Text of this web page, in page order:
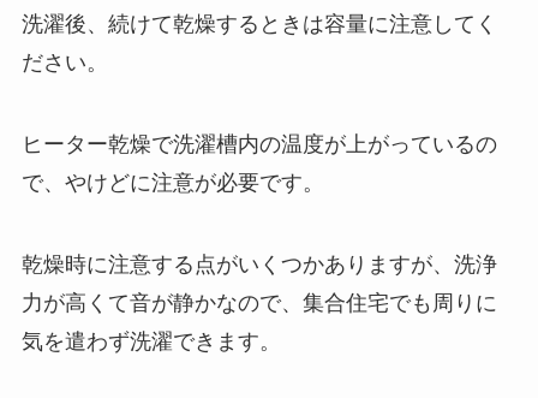
洗濯後、続けて乾燥するときは容量に注意してく
ださい。
ヒーター乾燥で洗濯槽内の温度が上がっているの
で、やけどに注意が必要です。
乾燥時に注意する点がいくつかありますが、洗浄
力が高くて音が静かなので、集合住宅でも周りに
気を遣わず洗濯できます。